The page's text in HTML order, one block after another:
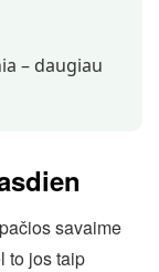
– daugiau
savaime
to jos taip